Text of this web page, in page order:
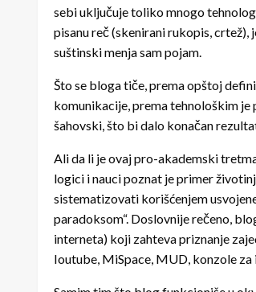
sebi uključuje toliko mnogo
pisanu reč (skenirani rukopis,
suštinski menja sam pojam.
Što se bloga tiče, prema opštoj
komunikacije, prema tehnološkim je
šahovski, što bi dalo konačan
Ali da li je ovaj pro-akademski
logici i nauci poznat je primer
sistematizovati korišćenjem
paradoksom“. Doslovnije rečeno,
interneta) koji zahteva priznanje
Ioutube, MiSpace, MUD, konzole za